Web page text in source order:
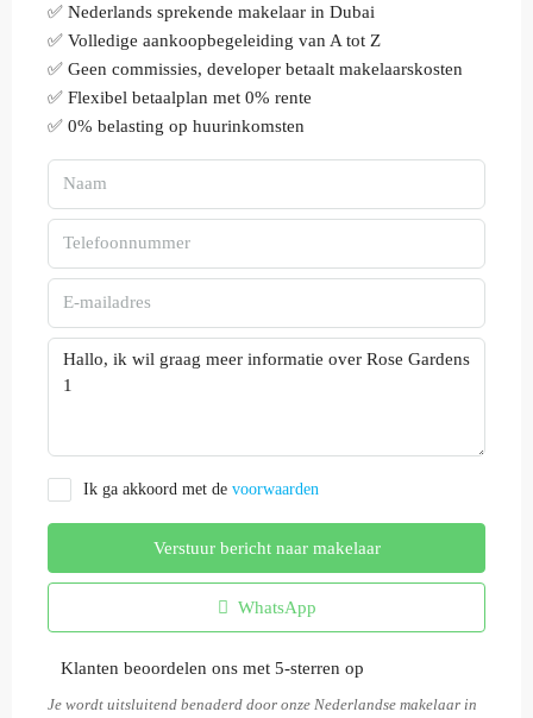
✅ Nederlands sprekende makelaar in Dubai
✅ Volledige aankoopbegeleiding van A tot Z
✅ Geen commissies, developer betaalt makelaarskosten
✅ Flexibel betaalplan met 0% rente
✅ 0% belasting op huurinkomsten
Ik ga akkoord met de voorwaarden
Verstuur bericht naar makelaar
WhatsApp
Klanten beoordelen ons met 5-sterren op
Je wordt uitsluitend benaderd door onze Nederlandse makelaar in